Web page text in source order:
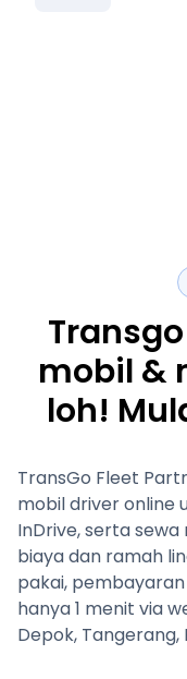
mobil &
loh!
TransGo Fleet
mobil driver online
InDrive, serta
biaya dan ramah
pakai,
hanya 1 menit via
Depok, Tangerang,